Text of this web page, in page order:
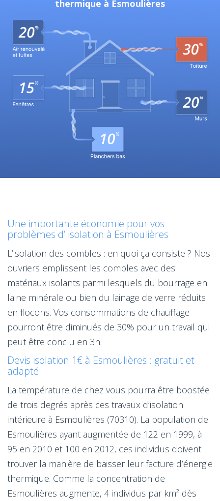
thermique à Esmoulières
Une importante économie pour vos
problèmes d’ isolation à Esmoulières
L’isolation des combles : en quoi ça consiste ? Nos
ouvriers emplissent les combles avec des
matériaux isolants parmi lesquels du bourrage en
laine minérale ou bien du lainage de verre réduits
en flocons. Vos consommations de chauffage
pourront être diminués de 30% pour un travail qui
peut être conclu en 3h.
Devis isolation 1€ à Esmoulières : gratuit et
adapté
La température de chez vous pourra être boostée
de trois degrés après ces travaux d’isolation
intérieure à Esmoulières (70310). La population de
Esmoulières ayant augmentée de 122 en 1999, à
95 en 2010 et 100 en 2012, ces individus doivent
trouver la manière de baisser leur facture d’énergie
thermique. Comme la concentration de
Esmoulières augmente, 4 individus par km² dès